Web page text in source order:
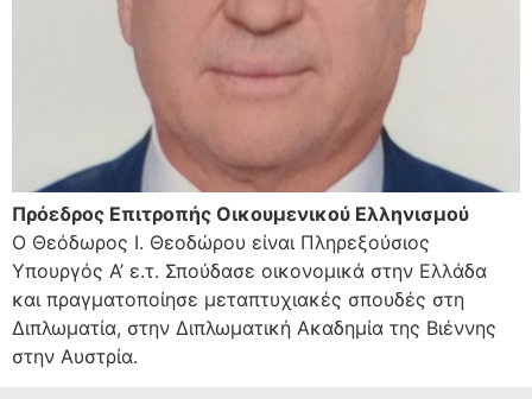
Πρόεδρος Επιτροπής Οικουμενικού Ελληνισμού
Ο Θεόδωρος Ι. Θεοδώρου είναι Πληρεξούσιος
Υπουργός Α’ ε.τ. Σπούδασε οικονομικά στην Ελλάδα
και πραγματοποίησε μεταπτυχιακές σπουδές στη
Διπλωματία, στην Διπλωματική Ακαδημία της Βιέννης
στην Αυστρία.